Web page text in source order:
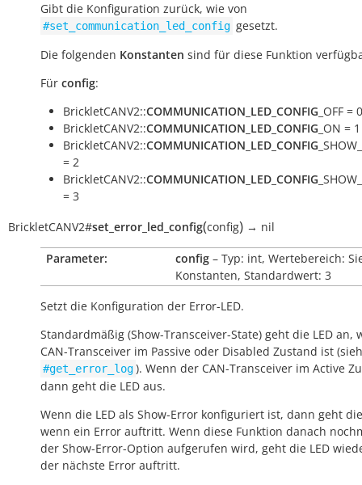
Gibt die Konfiguration zurück, wie von
#set_communication_led_config gesetzt.
Die folgenden Konstanten sind für diese Funktion
Für config:
BrickletCANV2::COMMUNICATION_LED_CONFIG _OFF = 0
BrickletCANV2::COMMUNICATION_LED_CONFIG _ON = 1
BrickletCANV2::COMMUNICATION_LED_CONFIG
= 2
BrickletCANV2::COMMUNICATION_LED_CONFIG
= 3
BrickletCANV2#set_error_led_config(config) → nil
Parameter: config – Typ: int, Wertebereich:
Konstanten, Standardwert: 3
Setzt die Konfiguration der Error-LED.
Standardmäßig (Show-Transceiver-State) geht die LED an,
CAN-Transceiver im Passive oder Disabled Zustand ist
#get_error_log). Wenn der CAN-Transceiver im Active
dann geht die LED aus.
Wenn die LED als Show-Error konfiguriert ist, dann geht
wenn ein Error auftritt. Wenn diese Funktion danach
der Show-Error-Option aufgerufen wird, geht die LED
der nächste Error auftritt.